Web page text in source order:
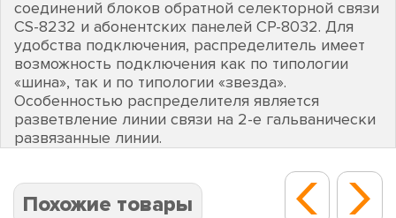
соединений блоков обратной селекторной связи
CS-8232 и абонентских панелей CP-8032. Для
удобства подключения, распределитель имеет
возможность подключения как по типологии
«шина», так и по типологии «звезда».
Особенностью распределителя является
разветвление линии связи на 2-е гальванически
развязанные линии.
Похожие товары